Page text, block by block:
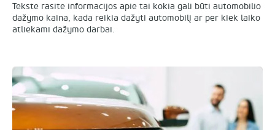
Tekste rasite informacijos apie tai kokia gali būti automobilio
dažymo kaina, kada reikia dažyti automobilį ar per kiek laiko
atliekami dažymo darbai.